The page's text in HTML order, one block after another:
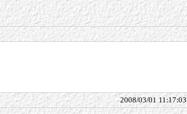
2008/03/01 11:17:03